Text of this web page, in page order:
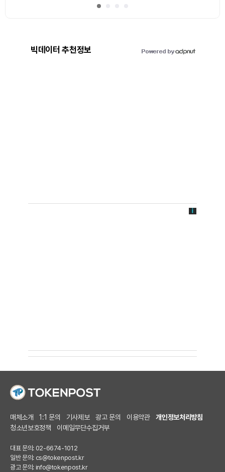
빅데이터 추천정보
매체소개 1:1 문의 기사제보 광고 문의 이용약관
개인정보처리방침
청소년보호정책
이메일무단수집거부
대표 문의: 02-6674-1012
일반 문의: cs@tokenpost.kr
광고 문의: info@tokenpost.kr